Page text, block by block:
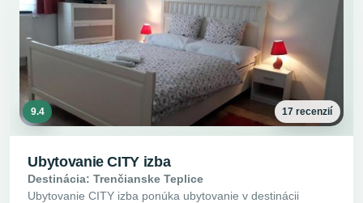
9.4 17 recenzií
Ubytovanie CITY izba
Destinácia: Trenčianske Teplice
Ubytovanie CITY izba ponúka ubytovanie v destinácii